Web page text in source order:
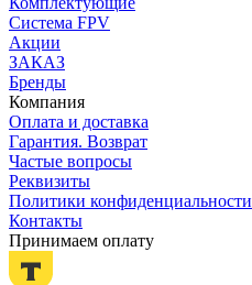
Система FPV
Акции
ЗАКАЗ
Бренды
Компания
Оплата и доставка
Гарантия. Возврат
Частые вопросы
Реквизиты
Политики конфиденциальности
Контакты
Принимаем оплату